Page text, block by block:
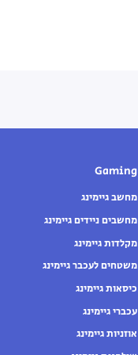
Gaming
מחשב גיימינג
מחשבים ניידים גיימינג
מקלדות גיימינג
משטחים לעכבר גיימינג
כיסאות גיימינג
עכברי גיימינג
אוזניות גיימינג